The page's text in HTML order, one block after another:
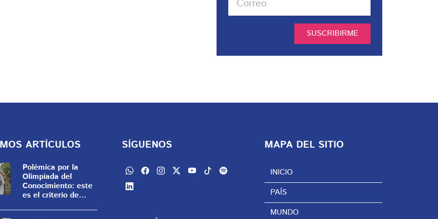
SUSCRIBIRME
ARTÍCULOS
Polémica por la
Olimpiada del
Conocimiento: este
es el criterio de
SÍGUENOS MAPA DEL SITIO
INICIO
PAÍS
MUNDO